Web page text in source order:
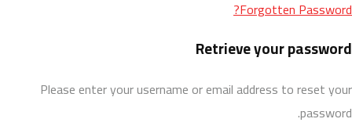
Forgotten Password?
Retrieve your password
Please enter your username or email address to reset your
password.